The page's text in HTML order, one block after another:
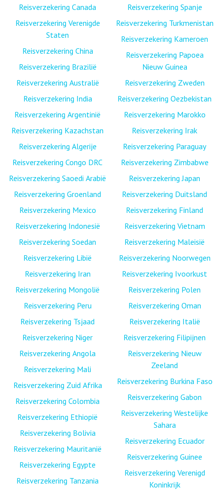
Reisverzekering Canada
Reisverzekering Verenigde
Staten
Reisverzekering China
Reisverzekering Brazilië
Reisverzekering Australië
Reisverzekering India
Reisverzekering Argentinië
Reisverzekering Kazachstan
Reisverzekering Algerije
Reisverzekering Congo DRC
Reisverzekering Saoedi Arabië
Reisverzekering Groenland
Reisverzekering Mexico
Reisverzekering Indonesië
Reisverzekering Soedan
Reisverzekering Libië
Reisverzekering Iran
Reisverzekering Mongolië
Reisverzekering Peru
Reisverzekering Tsjaad
Reisverzekering Niger
Reisverzekering Angola
Reisverzekering Mali
Reisverzekering Zuid Afrika
Reisverzekering Colombia
Reisverzekering Ethiopië
Reisverzekering Bolivia
Reisverzekering Mauritanië
Reisverzekering Egypte
Reisverzekering Tanzania
Reisverzekering Spanje
Reisverzekering Turkmenistan
Reisverzekering Kameroen
Reisverzekering Papoea
Nieuw Guinea
Reisverzekering Zweden
Reisverzekering Oezbekistan
Reisverzekering Marokko
Reisverzekering Irak
Reisverzekering Paraguay
Reisverzekering Zimbabwe
Reisverzekering Japan
Reisverzekering Duitsland
Reisverzekering Finland
Reisverzekering Vietnam
Reisverzekering Maleisië
Reisverzekering Noorwegen
Reisverzekering Ivoorkust
Reisverzekering Polen
Reisverzekering Oman
Reisverzekering Italië
Reisverzekering Filipijnen
Reisverzekering Nieuw
Zeeland
Reisverzekering Burkina Faso
Reisverzekering Gabon
Reisverzekering Westelijke
Sahara
Reisverzekering Ecuador
Reisverzekering Guinee
Reisverzekering Verenigd
Koninkrijk